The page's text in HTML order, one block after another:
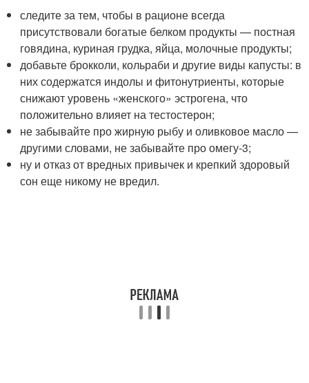
следите за тем, чтобы в рационе всегда
присутствовали богатые белком продукты — постная
говядина, куриная грудка, яйца, молочные продукты;
добавьте брокколи, кольраби и другие виды капусты: в
них содержатся индолы и фитонутриенты, которые
снижают уровень «женского» эстрогена, что
положительно влияет на тестостерон;
не забывайте про жирную рыбу и оливковое масло —
другими словами, не забывайте про омегу-3;
ну и отказ от вредных привычек и крепкий здоровый
сон еще никому не вредил.